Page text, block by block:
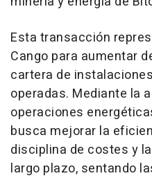
Esta transacción
Cango para aumentar
cartera de
operadas. Mediante la
operaciones
busca mejorar la
disciplina de costes y
largo plazo, sentando